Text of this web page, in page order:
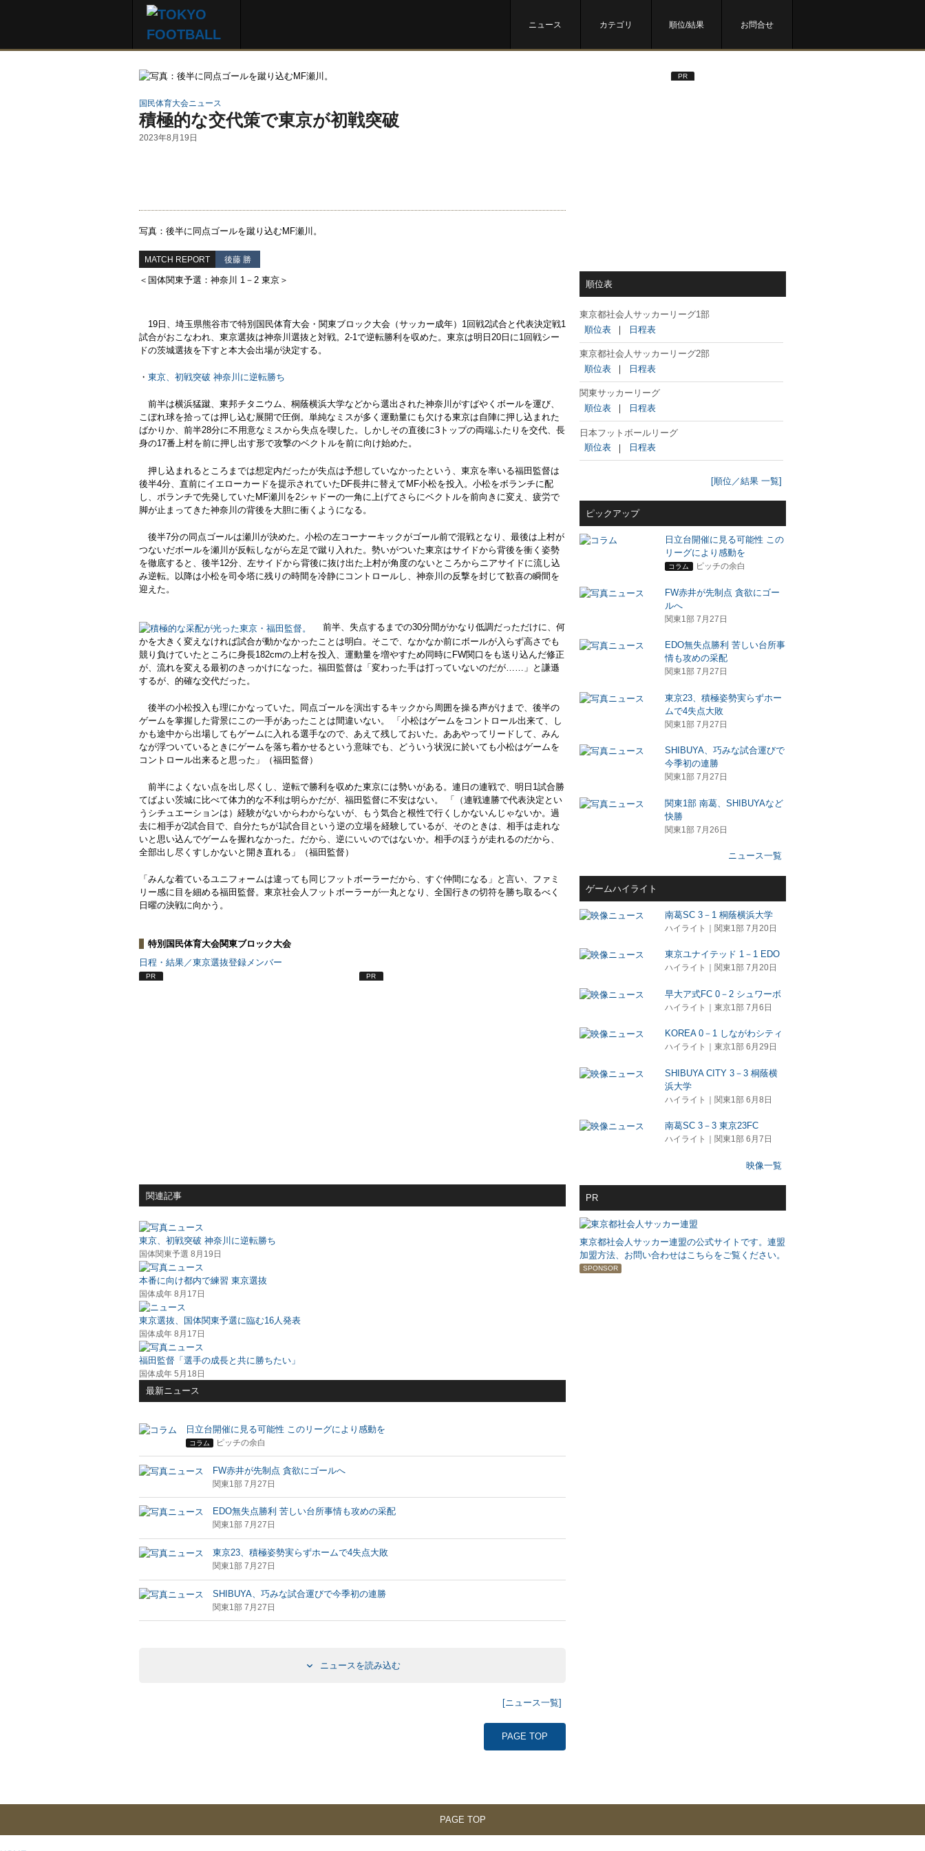
ニュース カテゴリ 順位/結果 お問合せ
国民体育大会ニュース
積極的な交代策で東京が初戦突破
2023年8月19日
写真：後半に同点ゴールを蹴り込むMF瀬川。
MATCH REPORT 後藤 勝
＜国体関東予選：神奈川 1－2 東京＞
19日、埼玉県熊谷市で特別国民体育大会・関東ブロック大会（サッカー成年）1回戦2試合と代表決定戦1
試合がおこなわれ、東京選抜は神奈川選抜と対戦。2-1で逆転勝利を収めた。東京は明日20日に1回戦シー
ドの茨城選抜を下すと本大会出場が決定する。
・ 東京、初戦突破 神奈川に逆転勝ち
前半は横浜猛蹴、東邦チタニウム、桐蔭横浜大学などから選出された神奈川がすばやくボールを運び、
こぼれ球を拾っては押し込む展開で圧倒。単純なミスが多く運動量にも欠ける東京は自陣に押し込まれた
ばかりか、前半28分に不用意なミスから失点を喫した。しかしその直後に3トップの両端ふたりを交代、長
身の17番上村を前に押し出す形で攻撃のベクトルを前に向け始めた。
押し込まれるところまでは想定内だったが失点は予想していなかったという、東京を率いる福田監督は
後半4分、直前にイエローカードを提示されていたDF長井に替えてMF小松を投入。小松をボランチに配
し、ボランチで先発していたMF瀬川を2シャドーの一角に上げてさらにベクトルを前向きに変え、疲労で
脚が止まってきた神奈川の背後を大胆に衝くようになる。
後半7分の同点ゴールは瀬川が決めた。小松の左コーナーキックがゴール前で混戦となり、最後は上村が
つないだボールを瀬川が反転しながら左足で蹴り入れた。勢いがついた東京はサイドから背後を衝く姿勢
を徹底すると、後半12分、左サイドから背後に抜け出た上村が角度のないところからニアサイドに流し込
み逆転。以降は小松を司令塔に残りの時間を冷静にコントロールし、神奈川の反撃を封じて歓喜の瞬間を
迎えた。
前半、失点するまでの30分間がかなり低調だっただけに、何
かを大きく変えなければ試合が動かなかったことは明白。そこで、なかなか前にボールが入らず高さでも
競り負けていたところに身長182cmの上村を投入、運動量を増やすため同時にFW関口をも送り込んだ修正
が、流れを変える最初のきっかけになった。福田監督は「変わった手は打っていないのだが……」と謙遜
するが、的確な交代だった。
後半の小松投入も理にかなっていた。同点ゴールを演出するキックから周囲を操る声がけまで、後半の
ゲームを掌握した背景にこの一手があったことは間違いない。 「小松はゲームをコントロール出来て、し
かも途中から出場してもゲームに入れる選手なので、あえて残しておいた。ああやってリードして、みん
なが浮ついているときにゲームを落ち着かせるという意味でも、どういう状況に於いても小松はゲームを
コントロール出来ると思った」（福田監督）
前半によくない点を出し尽くし、逆転で勝利を収めた東京には勢いがある。連日の連戦で、明日1試合勝
てばよい茨城に比べて体力的な不利は明らかだが、福田監督に不安はない。 「（連戦連勝で代表決定とい
うシチュエーションは）経験がないからわからないが、もう気合と根性で行くしかないんじゃないか。過
去に相手が2試合目で、自分たちが1試合目という逆の立場を経験しているが、そのときは、相手は走れな
いと思い込んでゲームを握れなかった。だから、逆にいいのではないか。相手のほうが走れるのだから、
全部出し尽くすしかないと開き直れる」（福田監督）
「みんな着ているユニフォームは違っても同じフットボーラーだから、すぐ仲間になる」と言い、ファミ
リー感に目を細める福田監督。東京社会人フットボーラーが一丸となり、全国行きの切符を勝ち取るべく
日曜の決戦に向かう。
特別国民体育大会関東ブロック大会
日程・結果／東京選抜登録メンバー
PR PR
関連記事
東京、初戦突破 神奈川に逆転勝ち
国体関東予選 8月19日
本番に向け都内で練習 東京選抜
国体成年 8月17日
東京選抜、国体関東予選に臨む16人発表
国体成年 8月17日
福田監督「選手の成長と共に勝ちたい」
国体成年 5月18日
最新ニュース
日立台開催に見る可能性 このリーグにより感動を
コラム ピッチの余白
FW赤井が先制点 貪欲にゴールへ
関東1部 7月27日
EDO無失点勝利 苦しい台所事情も攻めの采配
関東1部 7月27日
東京23、積極姿勢実らずホームで4失点大敗
関東1部 7月27日
SHIBUYA、巧みな試合運びで今季初の連勝
関東1部 7月27日
ニュースを読み込む
[ニュース一覧]
PAGE TOP
PR
順位表
東京都社会人サッカーリーグ1部
順位表
｜ 日程表
東京都社会人サッカーリーグ2部
順位表
｜ 日程表
関東サッカーリーグ
順位表
｜ 日程表
日本フットボールリーグ
順位表
｜ 日程表
[順位／結果 一覧]
ピックアップ
日立台開催に見る可能性 この
リーグにより感動を
コラム ピッチの余白
FW赤井が先制点 貪欲にゴー
ルへ
関東1部 7月27日
EDO無失点勝利 苦しい台所事
情も攻めの采配
関東1部 7月27日
東京23、積極姿勢実らずホー
ムで4失点大敗
関東1部 7月27日
SHIBUYA、巧みな試合運びで
今季初の連勝
関東1部 7月27日
関東1部 南葛、SHIBUYAなど
快勝
関東1部 7月26日
ニュース一覧
ゲームハイライト
南葛SC 3－1 桐蔭横浜大学
ハイライト｜関東1部 7月20日
東京ユナイテッド 1－1 EDO
ハイライト｜関東1部 7月20日
早大ア式FC 0－2 シュワーボ
ハイライト｜東京1部 7月6日
KOREA 0－1 しながわシティ
ハイライト｜東京1部 6月29日
SHIBUYA CITY 3－3 桐蔭横
浜大学
ハイライト｜関東1部 6月8日
南葛SC 3－3 東京23FC
ハイライト｜関東1部 6月7日
映像一覧
PR
東京都社会人サッカー連盟の公式サイトです。連盟
加盟方法、お問い合わせはこちらをご覧ください。
SPONSOR
PAGE TOP